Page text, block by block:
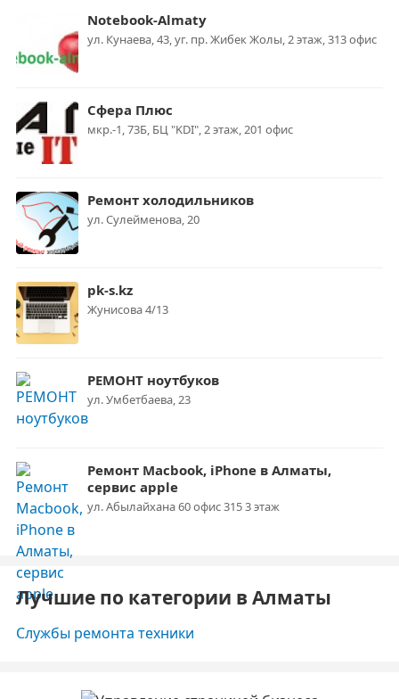
Notebook-Almaty
ул. Кунаева, 43, уг. пр. Жибек Жолы, 2 этаж, 313 офис
Сфера Плюс
мкр.-1, 73Б, БЦ "KDI", 2 этаж, 201 офис
Ремонт холодильников
ул. Сулейменова, 20
pk-s.kz
Жунисова 4/13
РЕМОНТ ноутбуков
ул. Умбетбаева, 23
Ремонт Macbook, iPhone в Алматы,
сервис apple
ул. Абылайхана 60 офис 315 3 этаж
Лучшие по категории в Алматы
Службы ремонта техники